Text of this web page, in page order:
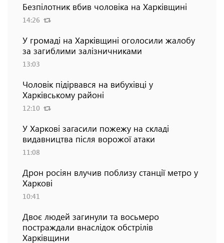
Безпілотник вбив чоловіка на Харківщині
14:26
У громаді на Харківщині оголосили жалобу
за загиблими залізничниками
13:03
Чоловік підірвався на вибухівці у
Харківському районі
12:10
У Харкові загасили пожежу на складі
видавництва після ворожої атаки
11:08
Дрон росіян влучив поблизу станції метро у
Харкові
10:41
Двоє людей загинули та восьмеро
постраждали внаслідок обстрілів
Харківщини